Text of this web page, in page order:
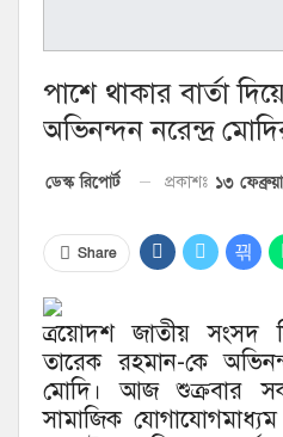
পাশে থাকার বার্তা
অভিনন্দন নরেন্দ্র
ডেস্ক রিপোর্ট প্রকাশঃ ১৩
Share
ত্রয়োদশ জাতীয় সংসদ
তারেক রহমান-কে
মোদি। আজ শুক্রবার
সামাজিক